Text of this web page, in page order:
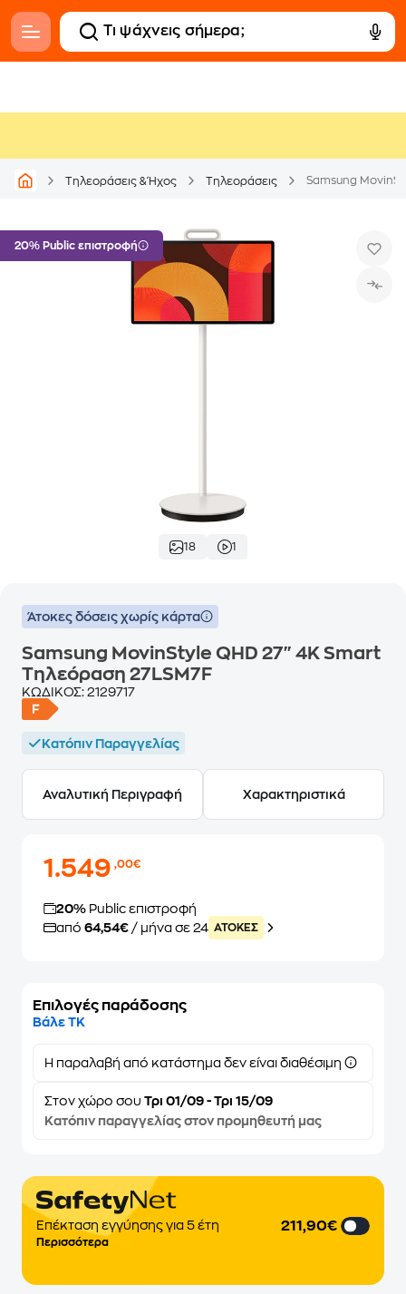
Τηλεοράσεις & Ήχος Τηλεοράσεις Samsung
20% Public επιστροφή
18 1
Άτοκες δόσεις χωρίς κάρτα
Samsung MovinStyle QHD 27" 4K Smart
Τηλεόραση 27LSM7F
ΚΩΔΙΚΟΣ: 2129717
Κατόπιν Παραγγελίας
Αναλυτική Περιγραφή Χαρακτηριστικά
1.549,00€
20% Public επιστροφή
από 64,54€ / μήνα σε 24 ATOKEΣ
Επιλογές παράδοσης
Βάλε ΤΚ
Η παραλαβή από κατάστημα δεν είναι διαθέσιμη
Στον χώρο σου Τρι 01/09 - Τρι 15/09
Κατόπιν παραγγελίας στον προμηθευτή μας
Eπέκταση εγγύησης για 5 έτη
Περισσότερα
211,90€